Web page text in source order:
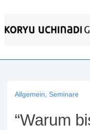
Inhalt
Allgemein Seminare
“Warum